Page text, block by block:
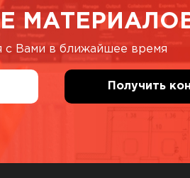
с Вами в ближайшее время